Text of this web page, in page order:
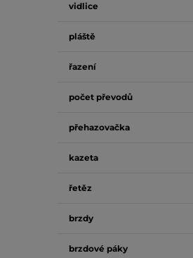
vidlice
pláště
řazení
počet převodů
přehazovačka
kazeta
řetěz
brzdy
brzdové páky